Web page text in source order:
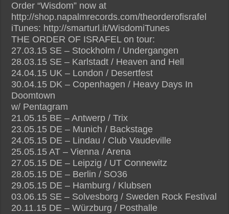
Order “Wisdom” now at
http://shop.napalmrecords.com/theorderofisrafel
iTunes: http://smarturl.it/WisdomiTunes
THE ORDER OF ISRAFEL on tour:
27.03.15 SE – Stockholm / Undergangen
28.03.15 SE – Karlstadt / Heaven and Hell
24.04.15 UK – London / Desertfest
30.04.15 DK – Copenhagen / Heavy Days In
Doomtown
w/ Pentagram
21.05.15 BE – Antwerp / Trix
23.05.15 DE – Munich / Backstage
24.05.15 DE – Lindau / Club Vaudeville
25.05.15 AT – Vienna / Arena
27.05.15 DE – Leipzig / UT Connewitz
28.05.15 DE – Berlin / SO36
29.05.15 DE – Hamburg / Klubsen
03.06.15 SE – Solvesborg / Sweden Rock Festival
20.11.15 DE – Würzburg / Posthalle